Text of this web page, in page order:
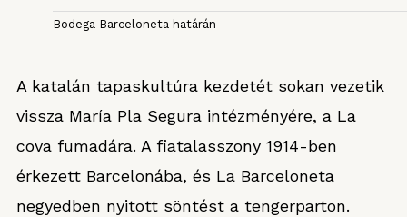
Bodega Barceloneta határán
A katalán tapaskultúra kezdetét sokan vezetik
vissza María Pla Segura intézményére, a La
cova fumadára. A fiatalasszony 1914-ben
érkezett Barcelonába, és La Barceloneta
negyedben nyitott söntést a tengerparton.